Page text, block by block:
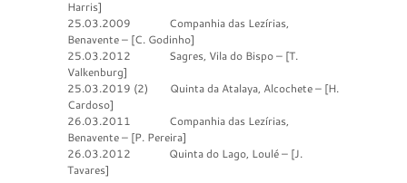
Harris]
25.03.2009 Companhia das Lezírias,
Benavente – [C. Godinho]
25.03.2012 Sagres, Vila do Bispo – [T.
Valkenburg]
25.03.2019 (2) Quinta da Atalaya, Alcochete – [H.
Cardoso]
26.03.2011 Companhia das Lezírias,
Benavente – [P. Pereira]
26.03.2012 Quinta do Lago, Loulé – [J.
Tavares]